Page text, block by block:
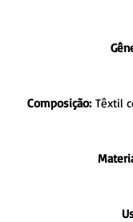
Composição:Têxtil